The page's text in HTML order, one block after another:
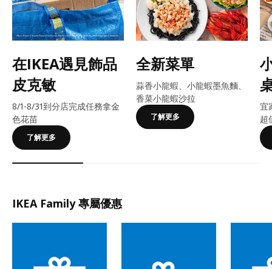
在IKEA遇見飾品
皮克敏
8/1-8/31到分店完成任務拿金
色花苗
了解更多
全新菜單
蒜香小龍蝦、小龍蝦墨魚麵、
香菜小龍蝦沙拉
了解更多
宜
超
IKEA Family 專屬優惠